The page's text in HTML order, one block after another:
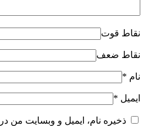
نقاط قوت
نقاط ضعف
نام *
ایمیل *
ذخیره نام، ایمیل و وبسایت من